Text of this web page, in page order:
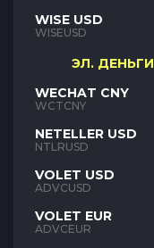
WISE USD
WISEUSD
ЭЛ. ДЕНЬГИ
WECHAT CNY
WCTCNY
NETELLER USD
NTLRUSD
VOLET USD
ADVCUSD
VOLET EUR
ADVCEUR